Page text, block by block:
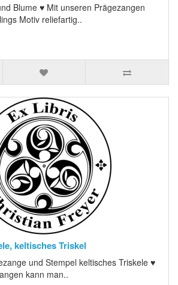
Blume ♥ Mit unseren Prägezangen
Motiv reliefartig..
keltisches Triskel
und Stempel keltisches Triskele ♥
kann man..